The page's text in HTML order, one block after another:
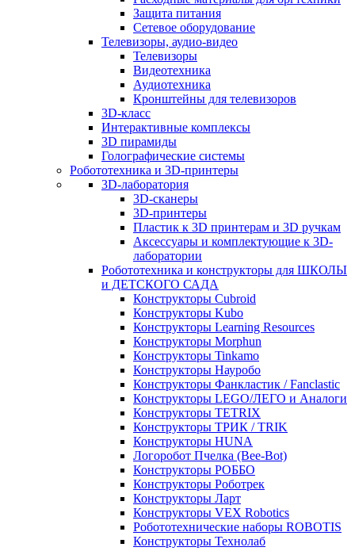
Защита питания
Сетевое оборудование
Телевизоры, аудио-видео
Телевизоры
Видеотехника
Аудиотехника
Кронштейны для телевизоров
3D-класс
Интерактивные комплексы
3D пирамиды
Голографические системы
Робототехника и 3D-принтеры
3D-лаборатория
3D-сканеры
3D-принтеры
Пластик к 3D принтерам и 3D ручкам
Аксессуары и комплектующие к 3D-
лаборатории
Робототехника и конструкторы для ШКОЛЫ
и ДЕТСКОГО САДА
Конструкторы Cubroid
Конструкторы Kubo
Конструкторы Learning Resources
Конструкторы Morphun
Конструкторы Tinkamo
Конструкторы Науробо
Конструкторы Фанкластик / Fanclastic
Конструкторы LEGO/ЛЕГО и Аналоги
Конструкторы TETRIX
Конструкторы ТРИК / TRIK
Конструкторы HUNA
Логоробот Пчелка (Bee-Bot)
Конструкторы РОББО
Конструкторы Роботрек
Конструкторы Ларт
Конструкторы VEX Robotics
Робототехнические наборы ROBOTIS
Конструкторы Технолаб